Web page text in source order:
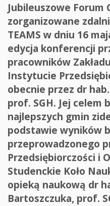
Jubileuszowe Forum
zorganizowane
TEAMS w dniu 16
edycja konferencji
pracowników
Instytucie
obecnie przez dr
prof. SGH. Jej celem
najlepszych gmin
podstawie wyników
przeprowadzonego
Przedsiębiorczości i
Studenckie Koło
opieką naukową dr
Bartoszczuka, prof.